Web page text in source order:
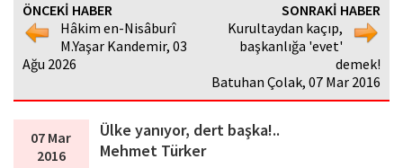
ÖNCEKİ HABER
Hâkim en-Nisâburî
M.Yaşar Kandemir, 03
Ağu 2026
SONRAKİ HABER
Kurultaydan kaçıp,
başkanlığa 'evet'
demek!
Batuhan Çolak, 07 Mar 2016
07 Mar
2016
Ülke yanıyor, dert başka!..
Mehmet Türker